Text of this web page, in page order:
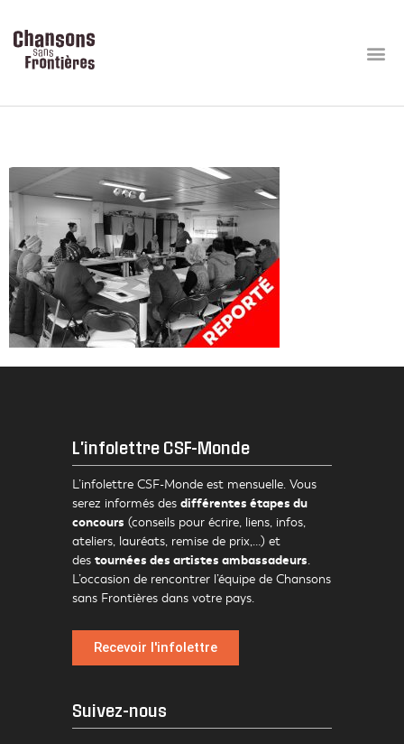
L'infolettre CSF-Monde
L’infolettre CSF-Monde est mensuelle. Vous
serez informés des différentes étapes du
concours (conseils pour écrire, liens, infos,
ateliers, lauréats, remise de prix,…) et
des tournées des artistes ambassadeurs.
L’occasion de rencontrer l’équipe de Chansons
sans Frontières dans votre pays.
Recevoir l'infolettre
Suivez-nous